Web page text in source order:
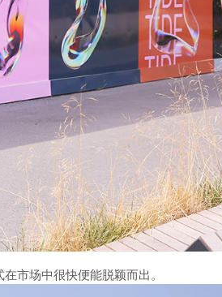
市场中很快便能脱颖而出。